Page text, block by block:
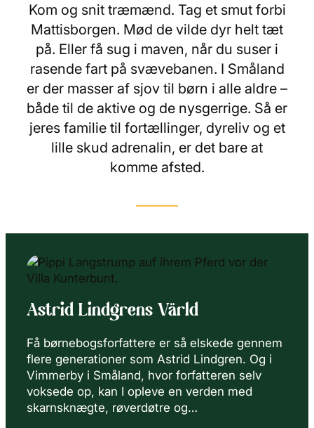
Kom og snit træmænd. Tag et smut forbi
Mattisborgen. Mød de vilde dyr helt tæt
på. Eller få sug i maven, når du suser i
rasende fart på svævebanen. I Småland
er der masser af sjov til børn i alle aldre –
både til de aktive og de nysgerrige. Så er
jeres familie til fortællinger, dyreliv og et
lille skud adrenalin, er det bare at
komme afsted.
Astrid Lindgrens Värld
Få børnebogsforfattere er så elskede gennem
flere generationer som Astrid Lindgren. Og i
Vimmerby i Småland, hvor forfatteren selv
voksede op, kan I opleve en verden med
skarnsknægte, røverdøtre og…